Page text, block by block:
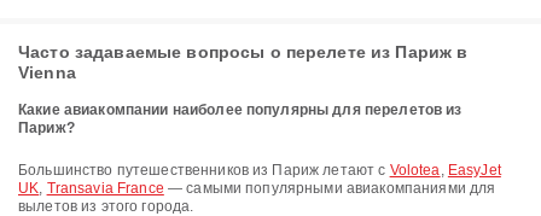
Часто задаваемые вопросы о перелете из Париж в
Vienna
Какие авиакомпании наиболее популярны для перелетов из
Париж?
Большинство путешественников из Париж летают с Volotea, EasyJet
UK, Transavia France — самыми популярными авиакомпаниями для
вылетов из этого города.